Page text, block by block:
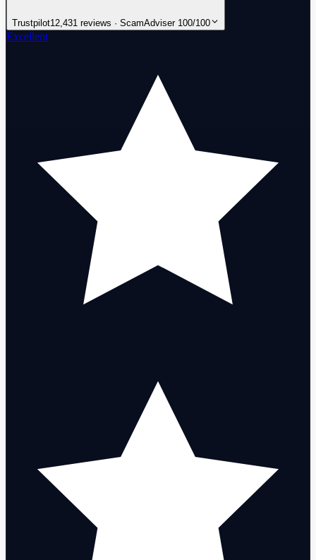
Trustpilot12,431 reviews · ScamAdviser 100/100
Excellent